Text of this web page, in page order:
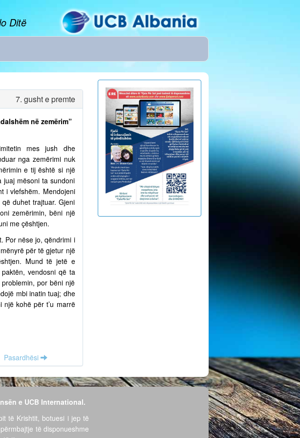
Ditë
7. gusht e premte
në zemërim”
mes jush dhe
nga zemërimi nuk
e tij është si një
juaj mësoni ta sundoni
i vlefshëm. Mendojeni
duhet trajtuar. Gjeni
zemërimin, bëni një
me çështjen.
Por nëse jo, qëndrimi i
për të gjetur një
Mund të jetë e
vendosni që ta
por bëni një
mbi inatin tuaj; dhe
një kohë për t’u marrë
Pasardhësi
e UCB International.
të Krishtit, botuesi i jep të
të disponueshme